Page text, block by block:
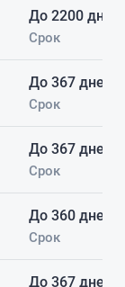
До 2200 дней
Срок
До 367 дней
Срок
До 367 дней
Срок
До 360 дней
Срок
До 367 дней